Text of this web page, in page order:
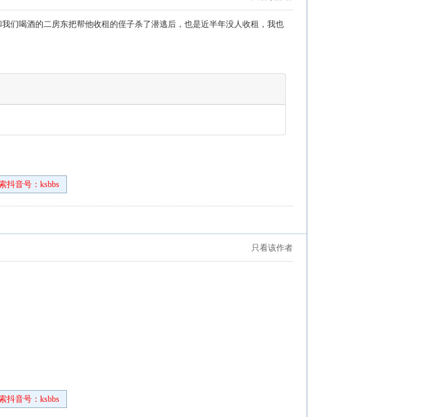
们喝酒的二房东把帮他收租的侄子杀了潜逃后，也是近半年没人收租，我也
抖音号：ksbbs
只看该作者
抖音号：ksbbs